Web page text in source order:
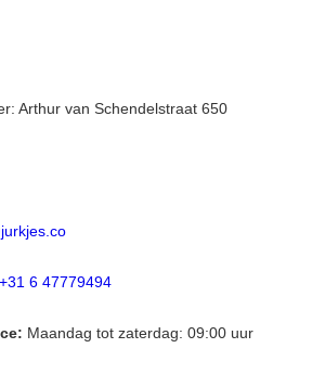
Arthur van Schendelstraat 650
+31 6 47779494
Maandag tot zaterdag: 09:00 uur